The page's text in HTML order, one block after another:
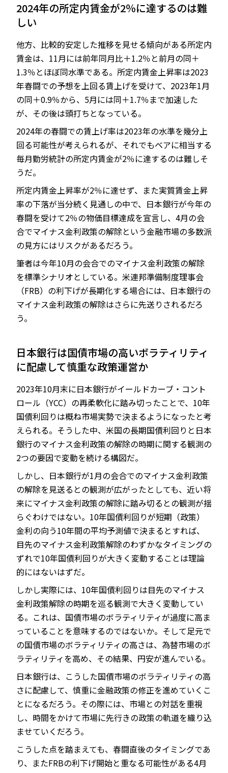
2024年の所定内賃金が2％に達するのは難
しい
他方、比較的安定した推移を見せる傾向がある所定内
賃金は、11月には前年同月比＋1.2％と前月の同＋
1.3％とほぼ同水準である。所定内賃金上昇率は2023
年春闘での予想を上回る賃上げを受けて、2023年1月
の同＋0.9％から、5月には同＋1.7％まで加速した
が、その後は頭打ちとなっている。
2024年の春闘での賃上げ率は2023年の水準を幾分上
回る可能性が考えられるが、それでもベアに相当する
毎月勤労統計の所定内賃金が2％に達するのは難しそ
うだ。
所定内賃金上昇率が2％に達せず、また実質賃金上昇
率の下落が当分続く見通しの中で、日本銀行が今年の
春闘を受けて2％の物価目標達成を宣言し、4月の会
合でマイナス金利政策の解除という金融市場の多数派
の見方にはリスクがあるだろう。
筆者は今年10月の会合でのマイナス金利政策の解除
を標準シナリオとしている。米連邦準備制度理事会
（FRB）の利下げが長期化する場合には、日本銀行の
マイナス金利政策の解除はさらに先送りされるだろ
う。
日本銀行は国債市場の高いボラティリティ
に配慮して慎重な政策運営か
2023年10月末に日本銀行がイールドカーブ・コント
ロール（YCC）の再柔軟化に踏み切ったことで、10年
国債利回りは概ね市場実勢で決まるようになったと考
えられる。そうした中、米国の長期国債利回りと日本
銀行のマイナス金利政策の解除の時期に関する観測の
2つの要因で変動を続ける構図だ。
しかし、日本銀行が1月の会合でのマイナス金利政策
の解除を見送るとの観測が広がったとしても、近い将
来にマイナス金利政策の解除に踏み切るとの観測が揺
らぐわけではない。10年国債利回りが短期（政策）
金利の向う10年間の平均予測値で決まるとすれば、
目先のマイナス金利政策解除のわずかなタイミングの
ずれで10年国債利回りが大きく変動することは理論
的にはないはずだ。
しかし実際には、10年国債利回りは目先のマイナス
金利政策解除の時期を巡る観測で大きく変動してい
る。これは、国債市場のボラティリティが過度に高ま
っていることを意味するのではないか。そして足元で
の国債市場のボラティリティの高さは、為替市場のボ
ラティリティを高め、その結果、円安が進んでいる。
日本銀行は、こうした国債市場のボラティリティの高
さに配慮して、慎重に金融政策の修正を進めていくこ
とになるだろう。その際には、市場との対話を重視
し、時間をかけて市場に先行きの政策の軌道を織り込
ませていくだろう。
こうした点を踏まえても、春闘直後のタイミングであ
り、またFRBの利下げ開始と重なる可能性がある4月